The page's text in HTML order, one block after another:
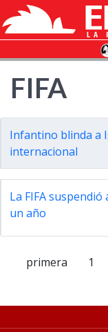
FIFA
Infantino blinda a
internacional
La FIFA
un año
primera 1